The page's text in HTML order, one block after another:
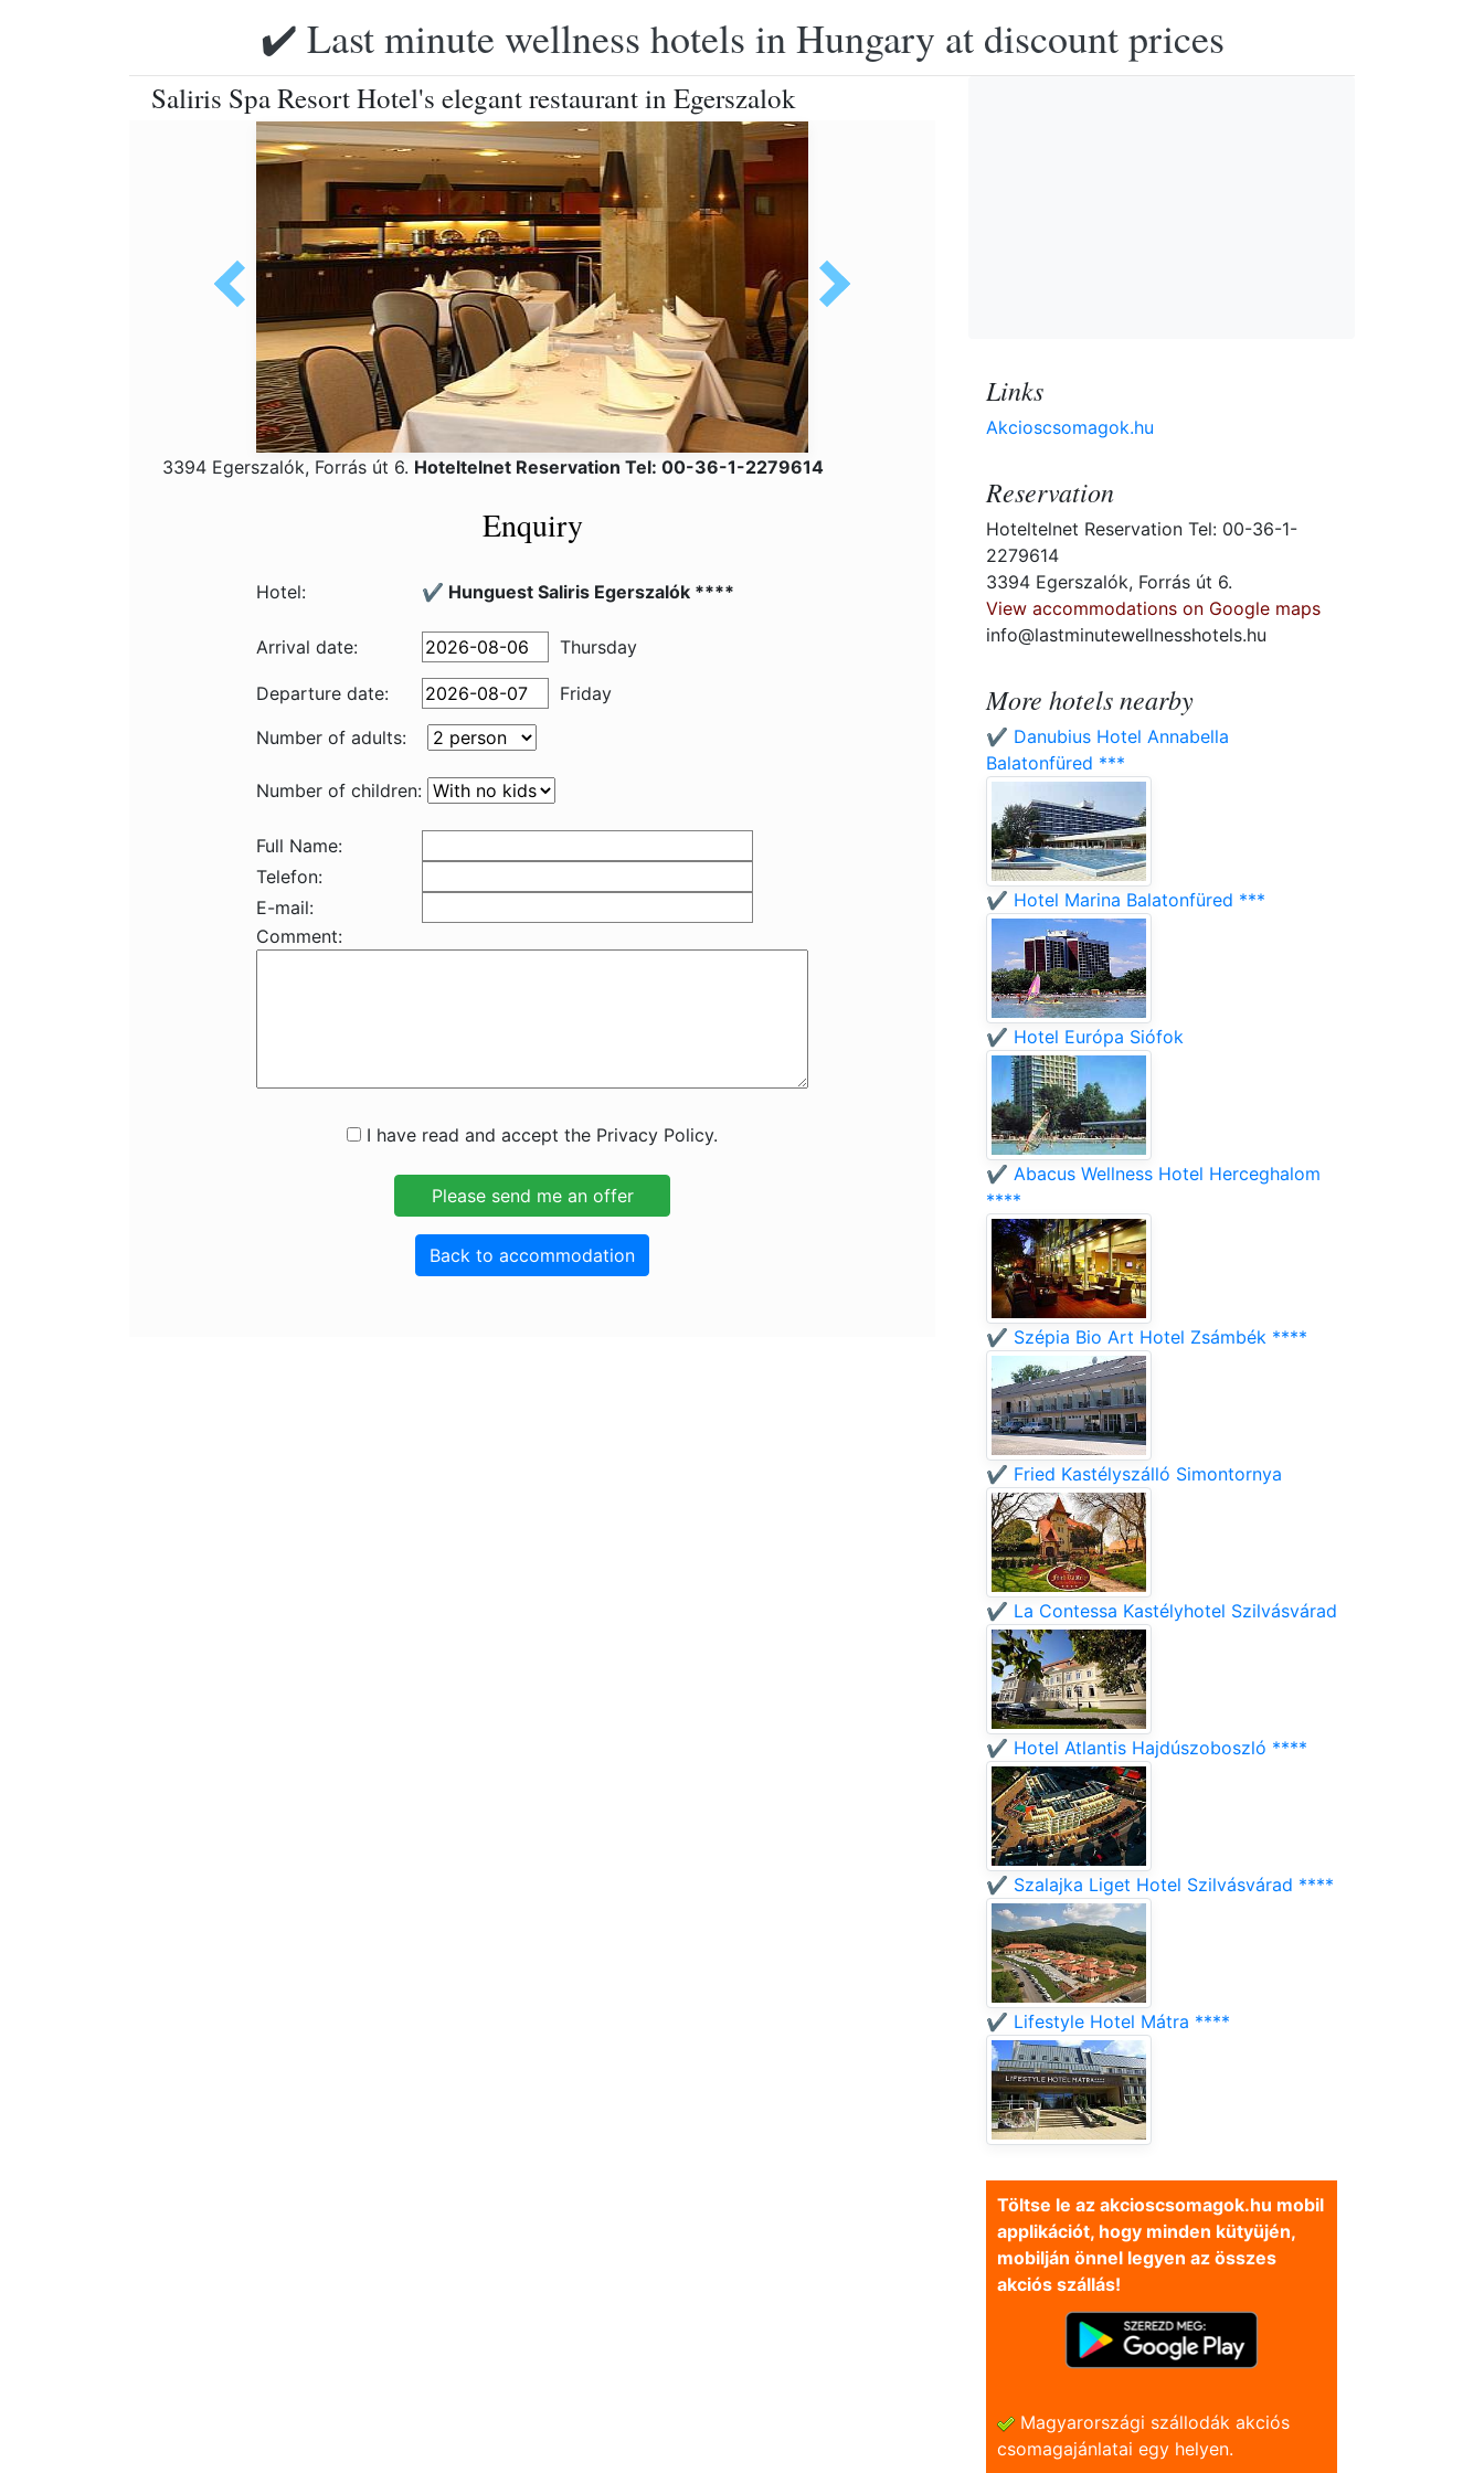
✔️ Last minute wellness hotels in Hungary at discount prices
Saliris Spa Resort Hotel's elegant restaurant in Egerszalok
3394 Egerszalók, Forrás út 6. Hoteltelnet Reservation Tel: 00-36-1-2279614
Enquiry
Hotel: ✔️ Hunguest Saliris Egerszalók ****
Arrival date: Thursday
Departure date:
Friday
Number of adults:
Number of children:
Full Name:
Telefon:
E-mail:
Comment:
I have read and accept the Privacy Policy.
Back to accommodation
Links
Akcioscsomagok.hu
Reservation
Hoteltelnet Reservation Tel: 00-36-1-
2279614
3394 Egerszalók, Forrás út 6.
View accommodations on Google maps
info@lastminutewellnesshotels.hu
More hotels nearby
✔️ Danubius Hotel Annabella
Balatonfüred ***
✔️ Hotel Marina Balatonfüred ***
✔️ Hotel Európa Siófok
✔️ Abacus Wellness Hotel Herceghalom
****
✔️ Szépia Bio Art Hotel Zsámbék ****
✔️ Fried Kastélyszálló Simontornya
✔️ La Contessa Kastélyhotel Szilvásvárad
✔️ Hotel Atlantis Hajdúszoboszló ****
✔️ Szalajka Liget Hotel Szilvásvárad ****
✔️ Lifestyle Hotel Mátra ****
Töltse le az akcioscsomagok.hu mobil
applikációt, hogy minden kütyüjén,
mobilján önnel legyen az összes
akciós szállás!
Magyarországi szállodák akciós
csomagajánlatai egy helyen.